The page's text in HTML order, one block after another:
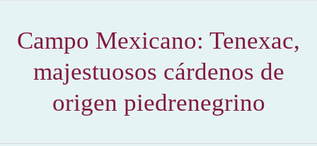
Campo Mexicano: Tenexac,
majestuosos cárdenos de
origen piedrenegrino